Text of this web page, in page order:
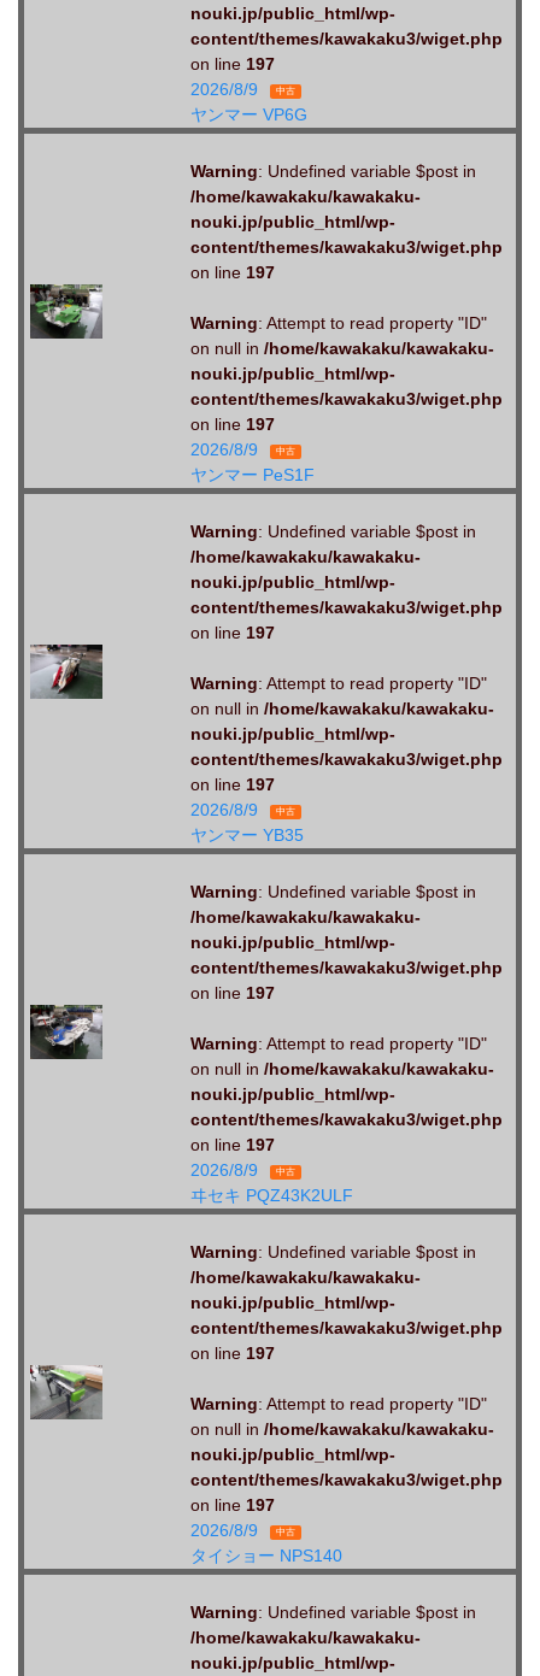
nouki.jp/public_html/wp-
content/themes/kawakaku3/wiget.php
on line 197
2026/8/9
中古
ヤンマー VP6G
Warning: Undefined variable $post in
/home/kawakaku/kawakaku-
nouki.jp/public_html/wp-
content/themes/kawakaku3/wiget.php
on line 197
Warning: Attempt to read property "ID"
on null in /home/kawakaku/kawakaku-
nouki.jp/public_html/wp-
content/themes/kawakaku3/wiget.php
on line 197
2026/8/9
中古
ヤンマー PeS1F
Warning: Undefined variable $post in
/home/kawakaku/kawakaku-
nouki.jp/public_html/wp-
content/themes/kawakaku3/wiget.php
on line 197
Warning: Attempt to read property "ID"
on null in /home/kawakaku/kawakaku-
nouki.jp/public_html/wp-
content/themes/kawakaku3/wiget.php
on line 197
2026/8/9
中古
ヤンマー YB35
Warning: Undefined variable $post in
/home/kawakaku/kawakaku-
nouki.jp/public_html/wp-
content/themes/kawakaku3/wiget.php
on line 197
Warning: Attempt to read property "ID"
on null in /home/kawakaku/kawakaku-
nouki.jp/public_html/wp-
content/themes/kawakaku3/wiget.php
on line 197
2026/8/9
中古
ヰセキ PQZ43K2ULF
Warning: Undefined variable $post in
/home/kawakaku/kawakaku-
nouki.jp/public_html/wp-
content/themes/kawakaku3/wiget.php
on line 197
Warning: Attempt to read property "ID"
on null in /home/kawakaku/kawakaku-
nouki.jp/public_html/wp-
content/themes/kawakaku3/wiget.php
on line 197
2026/8/9
中古
タイショー NPS140
Warning: Undefined variable $post in
/home/kawakaku/kawakaku-
nouki.jp/public_html/wp-